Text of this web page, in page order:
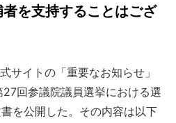
者を支持することはござ
サイトの「重要なお知らせ」
回参議院議員選挙における選
を公開した。その内容は以下